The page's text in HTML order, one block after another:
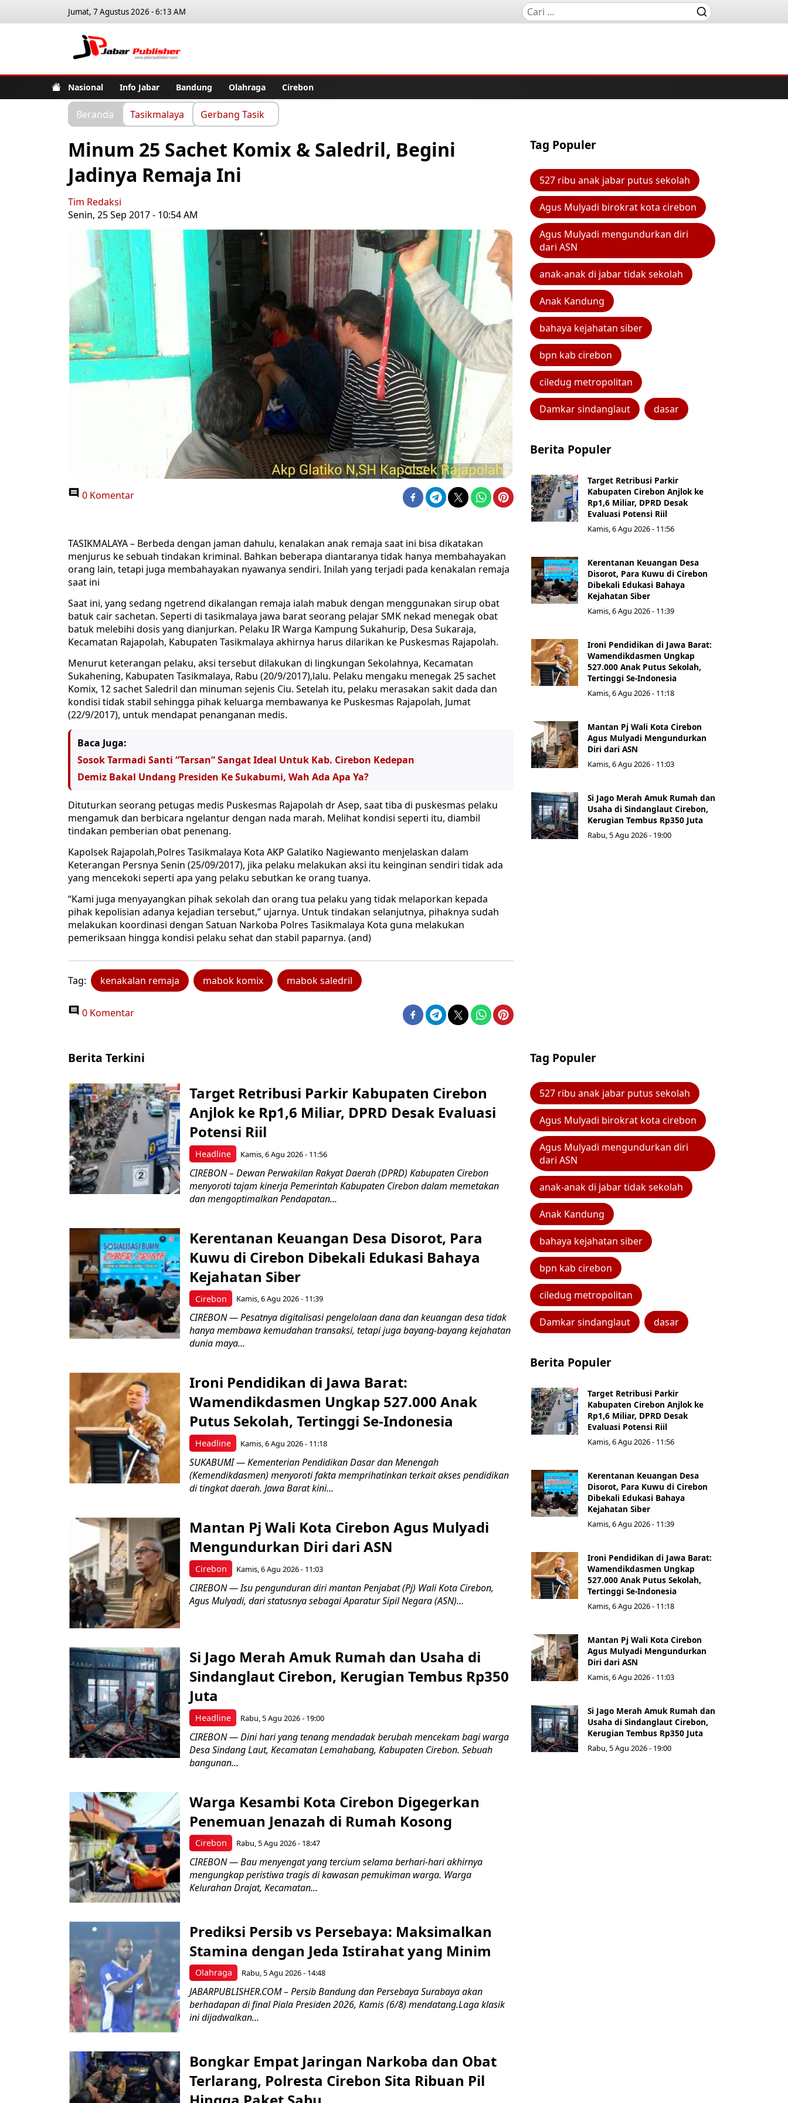
Jumat, 7 Agustus 2026 - 6:13 AM
Nasional Info Jabar Bandung Olahraga Cirebon
Beranda Tasikmalaya Gerbang Tasik
Minum 25 Sachet Komix & Saledril, Begini
Jadinya Remaja Ini
Tim Redaksi
Senin, 25 Sep 2017 - 10:54 AM
0 Komentar
TASIKMALAYA – Berbeda dengan jaman dahulu, kenalakan anak remaja saat ini bisa dikatakan
menjurus ke sebuah tindakan kriminal. Bahkan beberapa diantaranya tidak hanya membahayakan
orang lain, tetapi juga membahayakan nyawanya sendiri. Inilah yang terjadi pada kenakalan remaja
saat ini
Saat ini, yang sedang ngetrend dikalangan remaja ialah mabuk dengan menggunakan sirup obat
batuk cair sachetan. Seperti di tasikmalaya jawa barat seorang pelajar SMK nekad menegak obat
batuk melebihi dosis yang dianjurkan. Pelaku IR Warga Kampung Sukahurip, Desa Sukaraja,
Kecamatan Rajapolah, Kabupaten Tasikmalaya akhirnya harus dilarikan ke Puskesmas Rajapolah.
Menurut keterangan pelaku, aksi tersebut dilakukan di lingkungan Sekolahnya, Kecamatan
Sukahening, Kabupaten Tasikmalaya, Rabu (20/9/2017),lalu. Pelaku mengaku menegak 25 sachet
Komix, 12 sachet Saledril dan minuman sejenis Ciu. Setelah itu, pelaku merasakan sakit dada dan
kondisi tidak stabil sehingga pihak keluarga membawanya ke Puskesmas Rajapolah, Jumat
(22/9/2017), untuk mendapat penanganan medis.
Baca Juga:
Sosok Tarmadi Santi “Tarsan” Sangat Ideal Untuk Kab. Cirebon Kedepan
Demiz Bakal Undang Presiden Ke Sukabumi, Wah Ada Apa Ya?
Dituturkan seorang petugas medis Puskesmas Rajapolah dr Asep, saat tiba di puskesmas pelaku
mengamuk dan berbicara ngelantur dengan nada marah. Melihat kondisi seperti itu, diambil
tindakan pemberian obat penenang.
Kapolsek Rajapolah,Polres Tasikmalaya Kota AKP Galatiko Nagiewanto menjelaskan dalam
Keterangan Persnya Senin (25/09/2017), jika pelaku melakukan aksi itu keinginan sendiri tidak ada
yang mencekoki seperti apa yang pelaku sebutkan ke orang tuanya.
“Kami juga menyayangkan pihak sekolah dan orang tua pelaku yang tidak melaporkan kepada
pihak kepolisian adanya kejadian tersebut,” ujarnya. Untuk tindakan selanjutnya, pihaknya sudah
melakukan koordinasi dengan Satuan Narkoba Polres Tasikmalaya Kota guna melakukan
pemeriksaan hingga kondisi pelaku sehat dan stabil paparnya. (and)
Tag: kenakalan remaja mabok komix mabok saledril
0 Komentar
Tag Populer
527 ribu anak jabar putus sekolah
Agus Mulyadi birokrat kota cirebon
Agus Mulyadi mengundurkan diri
dari ASN
anak-anak di jabar tidak sekolah
Anak Kandung
bahaya kejahatan siber
bpn kab cirebon
ciledug metropolitan
Damkar sindanglaut dasar
Berita Populer
Target Retribusi Parkir
Kabupaten Cirebon Anjlok ke
Rp1,6 Miliar, DPRD Desak
Evaluasi Potensi Riil
Kamis, 6 Agu 2026 - 11:56
Kerentanan Keuangan Desa
Disorot, Para Kuwu di Cirebon
Dibekali Edukasi Bahaya
Kejahatan Siber
Kamis, 6 Agu 2026 - 11:39
Ironi Pendidikan di Jawa Barat:
Wamendikdasmen Ungkap
527.000 Anak Putus Sekolah,
Tertinggi Se-Indonesia
Kamis, 6 Agu 2026 - 11:18
Mantan Pj Wali Kota Cirebon
Agus Mulyadi Mengundurkan
Diri dari ASN
Kamis, 6 Agu 2026 - 11:03
Si Jago Merah Amuk Rumah dan
Usaha di Sindanglaut Cirebon,
Kerugian Tembus Rp350 Juta
Rabu, 5 Agu 2026 - 19:00
Berita Terkini
Headline
Target Retribusi Parkir Kabupaten Cirebon
Anjlok ke Rp1,6 Miliar, DPRD Desak Evaluasi
Potensi Riil
Kamis, 6 Agu 2026 - 11:56
CIREBON – Dewan Perwakilan Rakyat Daerah (DPRD) Kabupaten Cirebon
menyoroti tajam kinerja Pemerintah Kabupaten Cirebon dalam memetakan
dan mengoptimalkan Pendapatan...
Cirebon
Kerentanan Keuangan Desa Disorot, Para
Kuwu di Cirebon Dibekali Edukasi Bahaya
Kejahatan Siber
Kamis, 6 Agu 2026 - 11:39
CIREBON — Pesatnya digitalisasi pengelolaan dana dan keuangan desa tidak
hanya membawa kemudahan transaksi, tetapi juga bayang-bayang kejahatan
dunia maya...
Headline
Ironi Pendidikan di Jawa Barat:
Wamendikdasmen Ungkap 527.000 Anak
Putus Sekolah, Tertinggi Se-Indonesia
Kamis, 6 Agu 2026 - 11:18
SUKABUMI — Kementerian Pendidikan Dasar dan Menengah
(Kemendikdasmen) menyoroti fakta memprihatinkan terkait akses pendidikan
di tingkat daerah. Jawa Barat kini...
Cirebon
Mantan Pj Wali Kota Cirebon Agus Mulyadi
Mengundurkan Diri dari ASN
Kamis, 6 Agu 2026 - 11:03
CIREBON — Isu pengunduran diri mantan Penjabat (Pj) Wali Kota Cirebon,
Agus Mulyadi, dari statusnya sebagai Aparatur Sipil Negara (ASN)...
Headline
Si Jago Merah Amuk Rumah dan Usaha di
Sindanglaut Cirebon, Kerugian Tembus Rp350
Juta
Rabu, 5 Agu 2026 - 19:00
CIREBON — Dini hari yang tenang mendadak berubah mencekam bagi warga
Desa Sindang Laut, Kecamatan Lemahabang, Kabupaten Cirebon. Sebuah
bangunan...
Cirebon
Warga Kesambi Kota Cirebon Digegerkan
Penemuan Jenazah di Rumah Kosong
Rabu, 5 Agu 2026 - 18:47
CIREBON — Bau menyengat yang tercium selama berhari-hari akhirnya
mengungkap peristiwa tragis di kawasan pemukiman warga. Warga
Kelurahan Drajat, Kecamatan...
Olahraga
Prediksi Persib vs Persebaya: Maksimalkan
Stamina dengan Jeda Istirahat yang Minim
Rabu, 5 Agu 2026 - 14:48
JABARPUBLISHER.COM – Persib Bandung dan Persebaya Surabaya akan
berhadapan di final Piala Presiden 2026, Kamis (6/8) mendatang.Laga klasik
ini dijadwalkan...
Bongkar Empat Jaringan Narkoba dan Obat
Terlarang, Polresta Cirebon Sita Ribuan Pil
Tag Populer
527 ribu anak jabar putus sekolah
Agus Mulyadi birokrat kota cirebon
Agus Mulyadi mengundurkan diri
dari ASN
anak-anak di jabar tidak sekolah
Anak Kandung
bahaya kejahatan siber
bpn kab cirebon
ciledug metropolitan
Damkar sindanglaut dasar
Berita Populer
Target Retribusi Parkir
Kabupaten Cirebon Anjlok ke
Rp1,6 Miliar, DPRD Desak
Evaluasi Potensi Riil
Kamis, 6 Agu 2026 - 11:56
Kerentanan Keuangan Desa
Disorot, Para Kuwu di Cirebon
Dibekali Edukasi Bahaya
Kejahatan Siber
Kamis, 6 Agu 2026 - 11:39
Ironi Pendidikan di Jawa Barat:
Wamendikdasmen Ungkap
527.000 Anak Putus Sekolah,
Tertinggi Se-Indonesia
Kamis, 6 Agu 2026 - 11:18
Mantan Pj Wali Kota Cirebon
Agus Mulyadi Mengundurkan
Diri dari ASN
Kamis, 6 Agu 2026 - 11:03
Si Jago Merah Amuk Rumah dan
Usaha di Sindanglaut Cirebon,
Kerugian Tembus Rp350 Juta
Rabu, 5 Agu 2026 - 19:00